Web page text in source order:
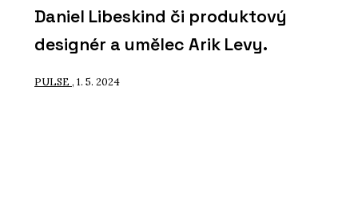
Daniel Libeskind či produktový
designér a umělec Arik Levy.
PULSE , 1. 5. 2024